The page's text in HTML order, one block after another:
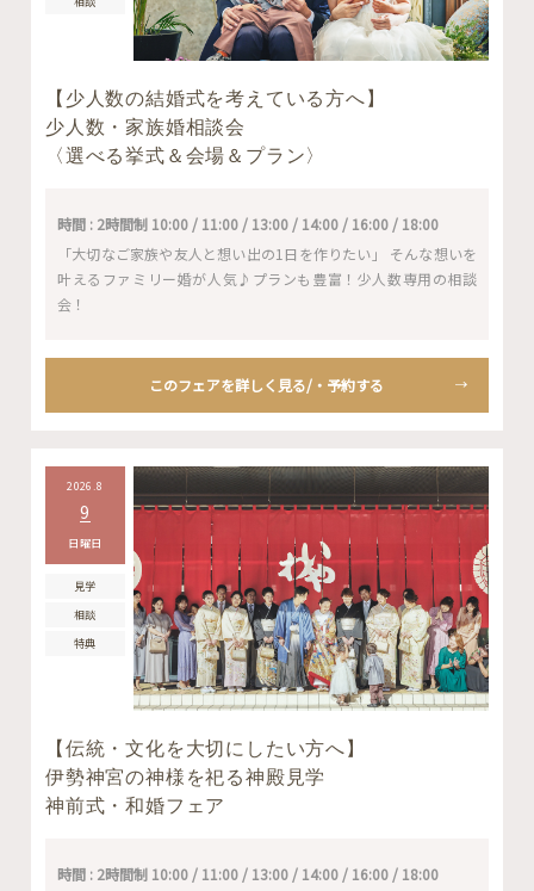
【少人数の結婚式を考えている方へ】
少人数・家族婚相談会
〈選べる挙式＆会場＆プラン〉
時間 : 2時間制 10:00 / 11:00 / 13:00 / 14:00 / 16:00 / 18:00
「大切なご家族や友人と想い出の1日を作りたい」 そんな想いを
叶えるファミリー婚が人気♪プランも豊富！少人数専用の相談
会！
このフェアを詳しく見る/・予約する
2026.8
9
日曜日
見学
相談
特典
【伝統・文化を大切にしたい方へ】
伊勢神宮の神様を祀る神殿見学
神前式・和婚フェア
時間 : 2時間制 10:00 / 11:00 / 13:00 / 14:00 / 16:00 / 18:00